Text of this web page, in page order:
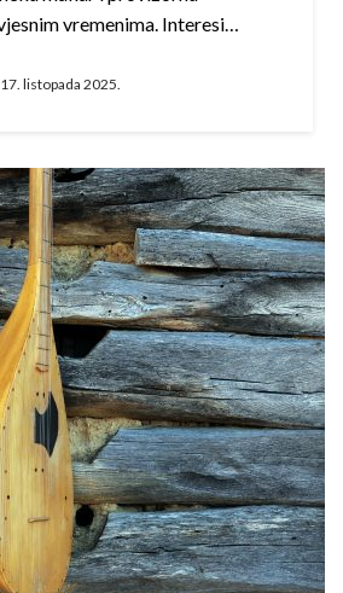
vremenima. Interesi…
17. listopada 2025.